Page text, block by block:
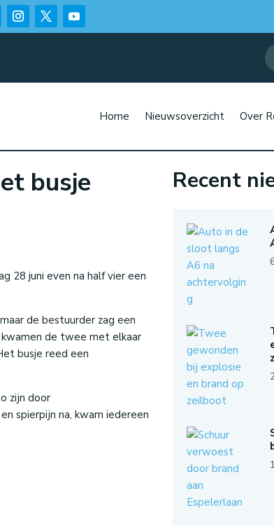
Home Nieuwsoverzicht Over
busje
28 juni even na half vier een
de bestuurder zag een
de twee met elkaar
busje reed een
zijn door
spierpijn na, kwam iedereen
Recent